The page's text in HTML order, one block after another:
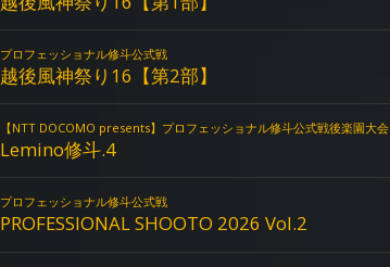
プロフェッショナル修斗公式戦
越後風神祭り16【第2部】
【NTT DOCOMO presents】プロフェッショナル修斗公式戦後楽園大会
Lemino修斗.4
プロフェッショナル修斗公式戦
PROFESSIONAL SHOOTO 2026 Vol.2